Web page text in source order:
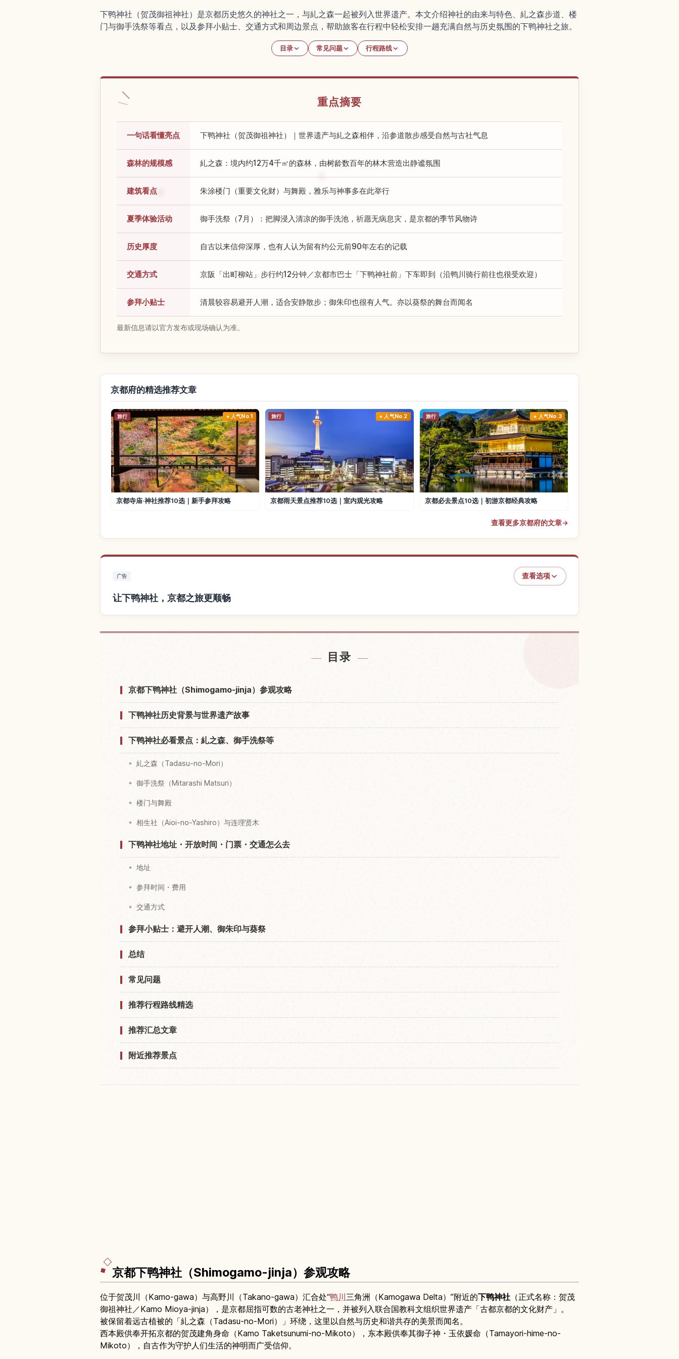
下鸭神社（贺茂御祖神社）是京都历史悠久的神社之一，与糺之森一起被列入世界遗产。本文介绍神社的由来与特色、糺之森步道、楼
门与御手洗祭等看点，以及参拜小贴士、交通方式和周边景点，帮助旅客在行程中轻松安排一趟充满自然与历史氛围的下鸭神社之旅。
目录 常见问题 行程路线
重点摘要
一句话看懂亮点 下鸭神社（贺茂御祖神社）｜世界遗产与糺之森相伴，沿参道散步感受自然与古社气息
森林的规模感 糺之森：境内约12万4千㎡的森林，由树龄数百年的林木营造出静谧氛围
建筑看点 朱涂楼门（重要文化财）与舞殿，雅乐与神事多在此举行
夏季体验活动 御手洗祭（7月）：把脚浸入清凉的御手洗池，祈愿无病息灾，是京都的季节风物诗
历史厚度 自古以来信仰深厚，也有人认为留有约公元前90年左右的记载
交通方式 京阪「出町柳站」步行约12分钟／京都市巴士「下鸭神社前」下车即到（沿鸭川骑行前往也很受欢迎）
参拜小贴士 清晨较容易避开人潮，适合安静散步；御朱印也很有人气。亦以葵祭的舞台而闻名
最新信息请以官方发布或现场确认为准。
京都府的精选推荐文章
旅行 人气No.1
京都寺庙·神社推荐10选｜新手参拜攻略
旅行 人气No.2
京都雨天景点推荐10选｜室内观光攻略
旅行 人气No.3
京都必去景点10选｜初游京都经典攻略
查看更多京都府的文章→
广告 查看选项
让下鸭神社，京都之旅更顺畅
目录
京都下鸭神社（Shimogamo-jinja）参观攻略
下鸭神社历史背景与世界遗产故事
下鸭神社必看景点：糺之森、御手洗祭等
糺之森（Tadasu-no-Mori）
御手洗祭（Mitarashi Matsuri）
楼门与舞殿
相生社（Aioi-no-Yashiro）与连理贤木
下鸭神社地址・开放时间・门票・交通怎么去
地址
参拜时间・费用
交通方式
参拜小贴士：避开人潮、御朱印与葵祭
总结
常见问题
推荐行程路线精选
推荐汇总文章
附近推荐景点
京都下鸭神社（Shimogamo-jinja）参观攻略
位于贺茂川（Kamo-gawa）与高野川（Takano-gawa）汇合处“鸭川 三角洲（Kamogawa Delta）”附近的下鸭神社 （正式名称：贺茂
御祖神社／Kamo Mioya-jinja），是京都屈指可数的古老神社之一，并被列入联合国教科文组织世界遗产「古都京都的文化财产」。
被保留着远古植被的「糺之森（Tadasu-no-Mori）」环绕，这里以自然与历史和谐共存的美景而闻名。
西本殿供奉开拓京都的贺茂建角身命（Kamo Taketsunumi-no-Mikoto），东本殿供奉其御子神・玉依媛命（Tamayori-hime-no-
Mikoto），自古作为守护人们生活的神明而广受信仰。